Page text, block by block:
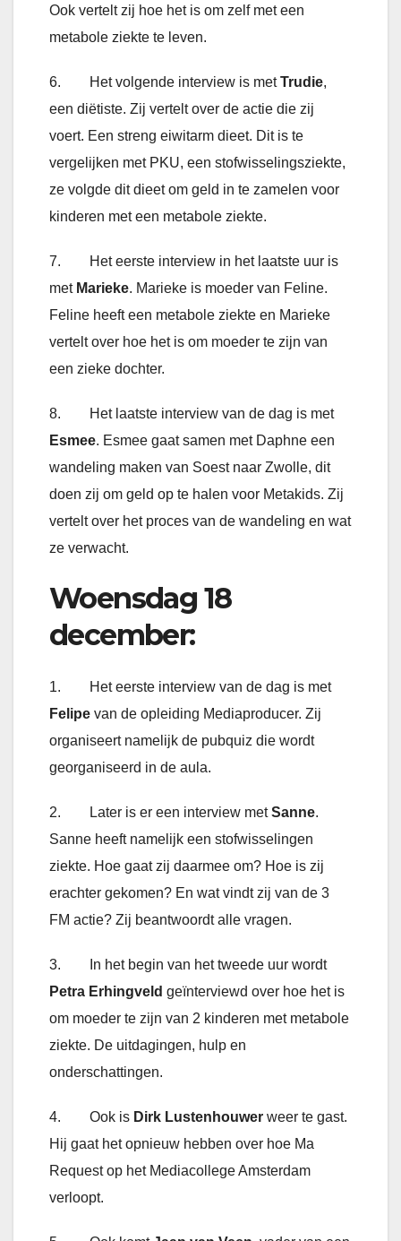
Ook vertelt zij hoe het is om zelf met een
metabole ziekte te leven.
6. Het volgende interview is metTrudie,
een diëtiste. Zij vertelt over de actie die zij
voert. Een streng eiwitarm dieet. Dit is te
vergelijken met PKU, een stofwisselingsziekte,
ze volgde dit dieet om geld in te zamelen voor
kinderen met een metabole ziekte.
7. Het eerste interview in het laatste uur is
met Marieke. Marieke is moeder van Feline.
Feline heeft een metabole ziekte en Marieke
vertelt over hoe het is om moeder te zijn van
een zieke dochter.
8. Het laatste interview van de dag is met
Esmee. Esmee gaat samen met Daphne een
wandeling maken van Soest naar Zwolle, dit
doen zij om geld op te halen voor Metakids. Zij
vertelt over het proces van de wandeling en wat
ze verwacht.
Woensdag 18
december:
1. Het eerste interview van de dag is met
Felipe van de opleiding Mediaproducer. Zij
organiseert namelijk de pubquiz die wordt
georganiseerd in de aula.
2. Later is er een interview metSanne.
Sanne heeft namelijk een stofwisselingen
ziekte. Hoe gaat zij daarmee om? Hoe is zij
erachter gekomen? En wat vindt zij van de 3
FM actie? Zij beantwoordt alle vragen.
3. In het begin van het tweede uur wordt
Petra Erhingveld geïnterviewd over hoe het is
om moeder te zijn van 2 kinderen met metabole
ziekte. De uitdagingen, hulp en
onderschattingen.
4. Ook is Dirk Lustenhouwer weer te gast.
Hij gaat het opnieuw hebben over hoe Ma
Request op het Mediacollege Amsterdam
verloopt.